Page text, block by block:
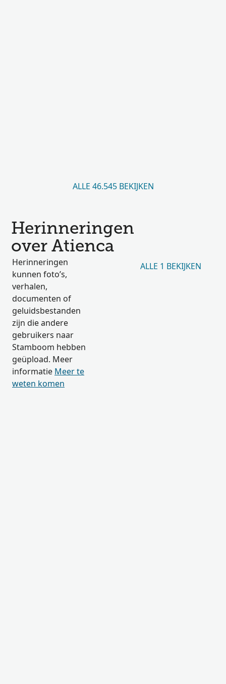
ALLE 46.545 BEKIJKEN
Herinneringen
over Atienca
Herinneringen
kunnen foto’s,
verhalen,
documenten of
geluidsbestanden
zijn die andere
gebruikers naar
Stamboom hebben
geüpload. Meer
informatie Meer te
weten komen
ALLE 1 BEKIJKEN